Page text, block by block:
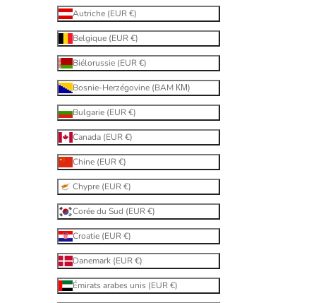
Autriche (EUR €)
Belgique (EUR €)
Biélorussie (EUR €)
Bosnie-Herzégovine (BAM КМ)
Bulgarie (EUR €)
Canada (EUR €)
Chine (EUR €)
Chypre (EUR €)
Corée du Sud (EUR €)
Croatie (EUR €)
Danemark (EUR €)
Émirats arabes unis (EUR €)